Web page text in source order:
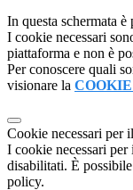
In questa schermata
I cookie necessari
piattaforma e non è
Per conoscere quali
visionare la
Cookie necessari per
I cookie necessari per
disabilitati. È
policy.